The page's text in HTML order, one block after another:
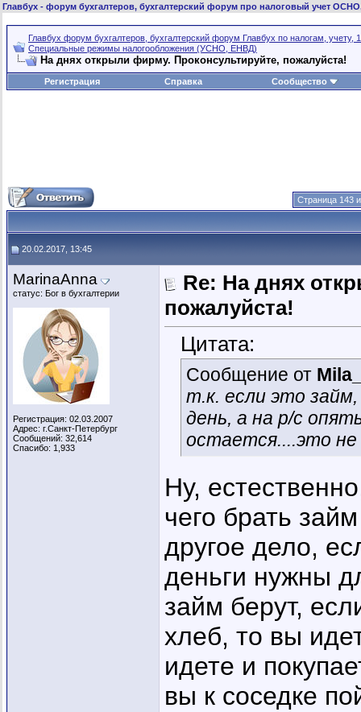
Главбух - форум бухгалтеров, бухгалтерский форум про налоговый учет
Главбух форум бухгалтеров, бухгалтерский форум Главбух по налогам, учету,
Специальные режимы налогообложения (УСНО, ЕНВД)
На днях открыли фирму. Проконсультируйте, пожалуйста!
Регистрация Справка Сообщество
Страница 143
20.02.2017, 13:45
MarinaAnna
статус: Бог в бухгалтерии
Регистрация: 02.03.2007
Адрес: г.Санкт-Петербург
Сообщений: 32,614
Спасибо: 1,933
Re: На днях
пожалуйста!
Цитата:
Сообщение от
т.к. если это
день, а на р/с
остается....это не
Ну,
чего брать
другое дело,
деньги нужны
займ берут,
хлеб, то вы
идете и
вы к соседке